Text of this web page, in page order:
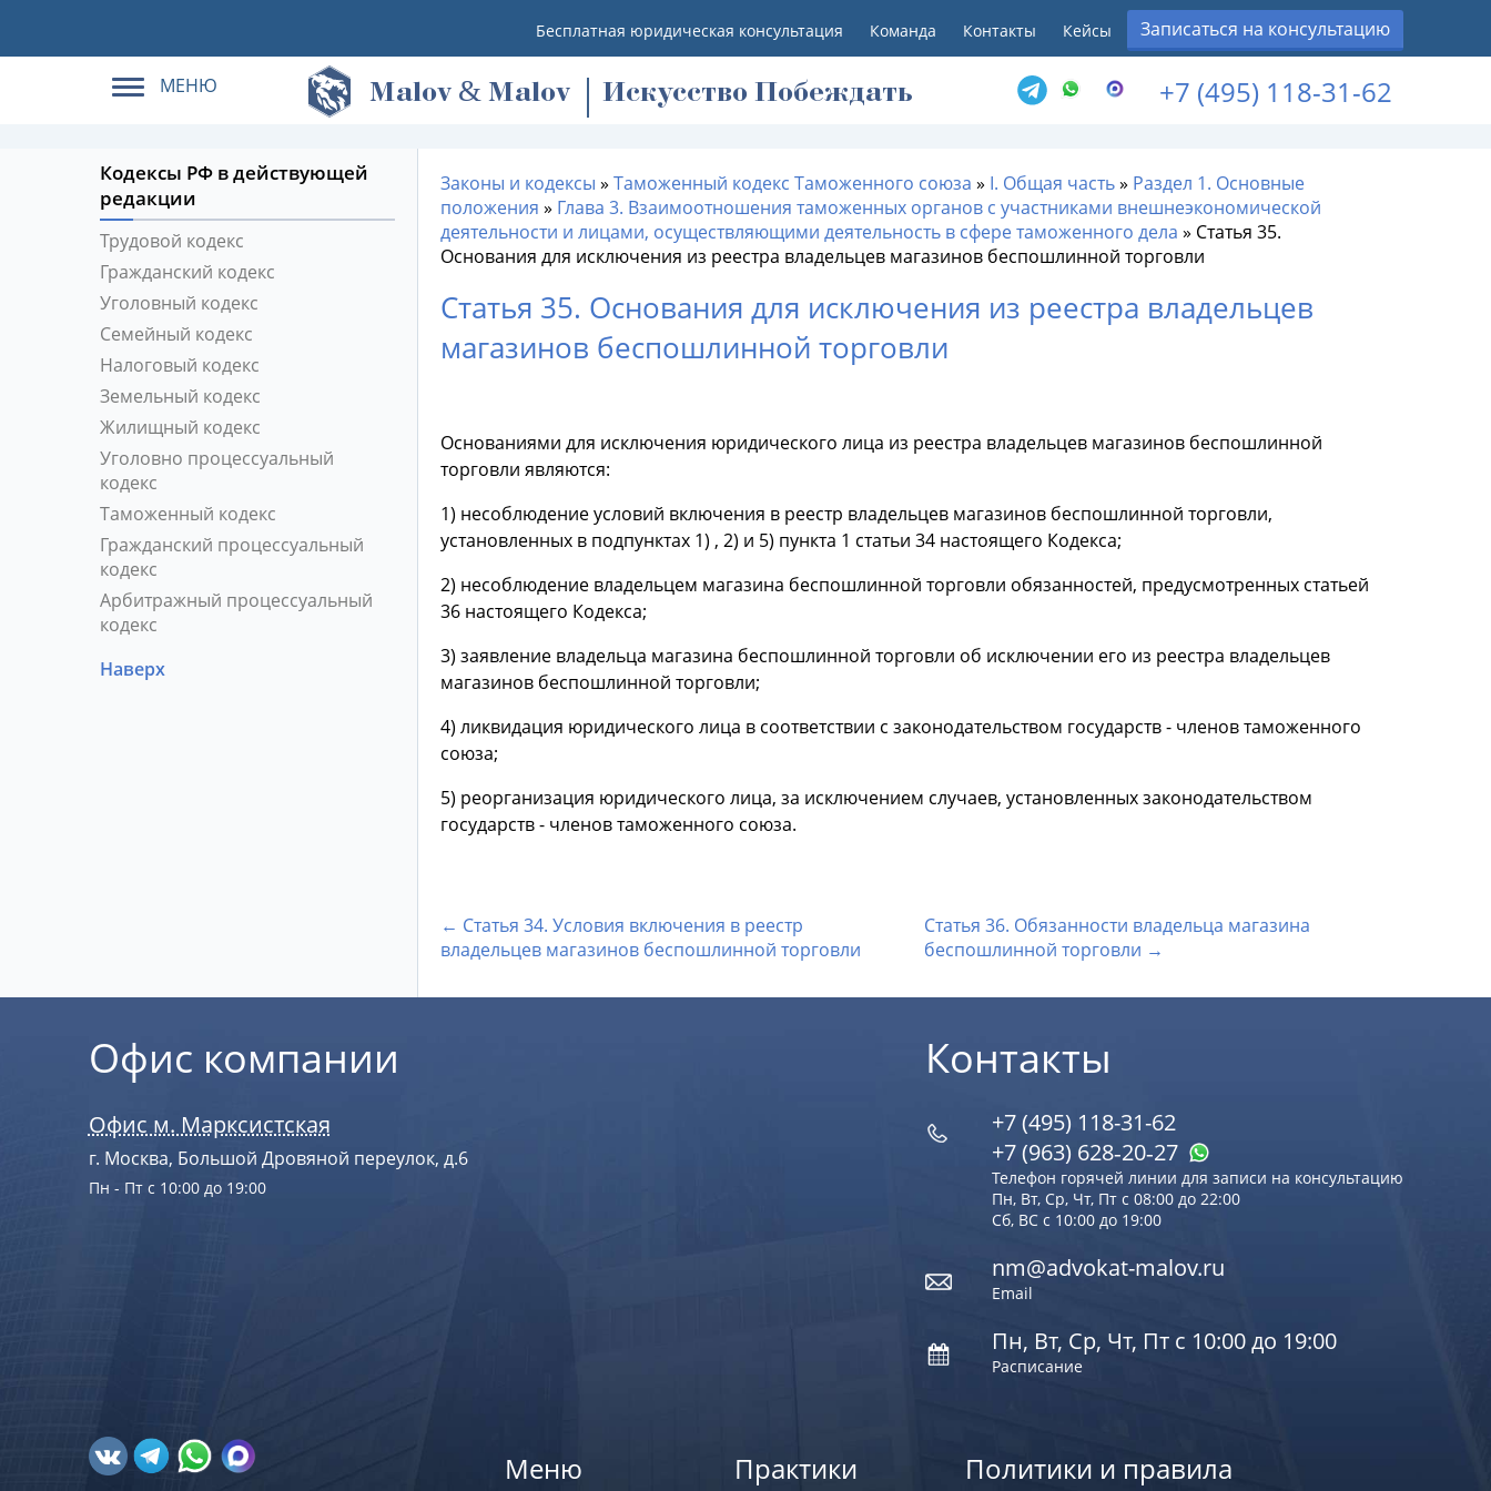
Бесплатная юридическая консультация Команда Контакты Кейсы Записаться на консультацию
МЕНЮ Malov & Malov Искусство Побеждать +7 (495) 118-31-62
Кодексы РФ в действующей
редакции
Трудовой кодекс
Гражданский кодекс
Уголовный кодекс
Семейный кодекс
Налоговый кодекс
Земельный кодекс
Жилищный кодекс
Уголовно процессуальный
кодекс
Таможенный кодекс
Гражданский процессуальный
кодекс
Арбитражный процессуальный
кодекс
Наверх
Законы и кодексы » Таможенный кодекс Таможенного союза » I. Общая часть» Раздел 1. Основные
положения » Глава 3. Взаимоотношения таможенных органов с участниками внешнеэкономической
деятельности и лицами, осуществляющими деятельность в сфере таможенного дела » Статья 35.
Основания для исключения из реестра владельцев магазинов беспошлинной торговли
Статья 35. Основания для исключения из реестра владельцев
магазинов беспошлинной торговли
Основаниями для исключения юридического лица из реестра владельцев магазинов беспошлинной
торговли являются:
1) несоблюдение условий включения в реестр владельцев магазинов беспошлинной торговли,
установленных в подпунктах 1) , 2) и 5) пункта 1 статьи 34 настоящего Кодекса;
2) несоблюдение владельцем магазина беспошлинной торговли обязанностей, предусмотренных статьей
36 настоящего Кодекса;
3) заявление владельца магазина беспошлинной торговли об исключении его из реестра владельцев
магазинов беспошлинной торговли;
4) ликвидация юридического лица в соответствии с законодательством государств - членов таможенного
союза;
5) реорганизация юридического лица, за исключением случаев, установленных законодательством
государств - членов таможенного союза.
← Статья 34. Условия включения в реестр
владельцев магазинов беспошлинной торговли
Статья 36. Обязанности владельца магазина
беспошлинной торговли →
Офис компании
Офис м. Марксистская
г. Москва, Большой Дровяной переулок, д.6
Пн - Пт с 10:00 до 19:00
Контакты
+7 (495) 118-31-62
+7 (963) 628‑20‑27
Телефон горячей линии для записи на консультацию
Пн, Вт, Ср, Чт, Пт с 08:00 до 22:00
Сб, ВС с 10:00 до 19:00
nm@advokat-malov.ru
Email
Пн, Вт, Ср, Чт, Пт с 10:00 до 19:00
Расписание
Меню Практики Политики и правила